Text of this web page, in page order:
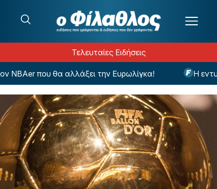
Τελευταίες Ειδήσεις
που θα αλλάξει την Ευρωλίγκα! Η